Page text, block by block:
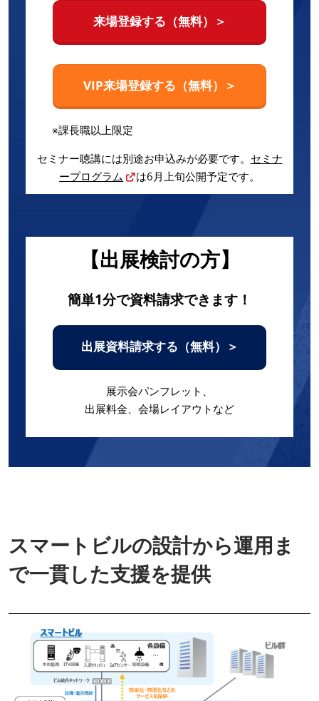
来場登録する（無料）＞
VIP来場登録する（無料）＞
※課長職以上限定
セミナー聴講には別途お申込みが必要です。 セミナ
ープログラム
は6月上旬公開予定です。
【出展検討の方】
簡単1分で資料請求できます！
出展資料請求する（無料）＞
展示会パンフレット、
出展料金、会場レイアウトなど
スマートビルの設計から運用ま
で一貫した支援を提供